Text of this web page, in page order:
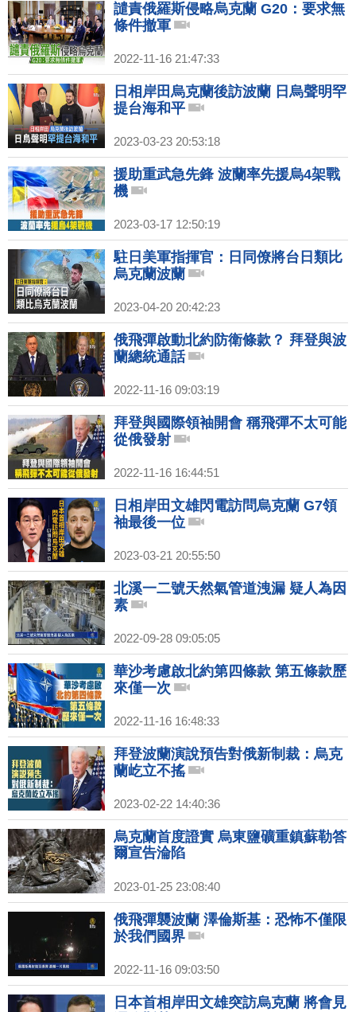
譴責俄羅斯侵略烏克蘭 G20：要求無
條件撤軍
2022-11-16 21:47:33
日相岸田烏克蘭後訪波蘭 日烏聲明罕
提台海和平
2023-03-23 20:53:18
援助重武急先鋒 波蘭率先援烏4架戰
機
2023-03-17 12:50:19
駐日美軍指揮官：日同僚將台日類比
烏克蘭波蘭
2023-04-20 20:42:23
俄飛彈啟動北約防衛條款？ 拜登與波
蘭總統通話
2022-11-16 09:03:19
拜登與國際領袖開會 稱飛彈不太可能
從俄發射
2022-11-16 16:44:51
日相岸田文雄閃電訪問烏克蘭 G7領
袖最後一位
2023-03-21 20:55:50
北溪一二號天然氣管道洩漏 疑人為因
素
2022-09-28 09:05:05
華沙考慮啟北約第四條款 第五條款歷
來僅一次
2022-11-16 16:48:33
拜登波蘭演說預告對俄新制裁：烏克
蘭屹立不搖
2023-02-22 14:40:36
烏克蘭首度證實 烏東鹽礦重鎮蘇勒答
爾宣告淪陷
2023-01-25 23:08:40
俄飛彈襲波蘭 澤倫斯基：恐怖不僅限
於我們國界
2022-11-16 09:03:50
日本首相岸田文雄突訪烏克蘭 將會見